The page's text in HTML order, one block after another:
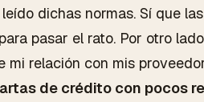
dichas normas. Sí que
pasar el rato. Por otro
mi relación con mis
de crédito con pocos